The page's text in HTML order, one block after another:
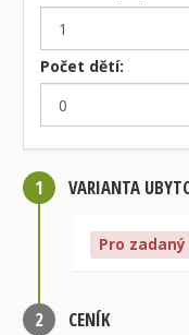
Počet dětí:
1 VARIANTA
Pro
2 CENÍK